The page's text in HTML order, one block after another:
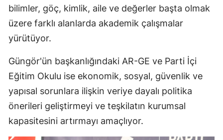
bilimler, göç, kimlik, aile ve değerler başta olmak
üzere farklı alanlarda akademik çalışmalar
yürütüyor.
Güngör'ün başkanlığındaki AR-GE ve Parti İçi
Eğitim Okulu ise ekonomik, sosyal, güvenlik ve
yapısal sorunlara ilişkin veriye dayalı politika
önerileri geliştirmeyi ve teşkilatın kurumsal
kapasitesini artırmayı amaçlıyor.